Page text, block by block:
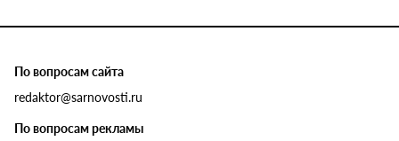
По вопросам сайта
redaktor@sarnovosti.ru
По вопросам рекламы